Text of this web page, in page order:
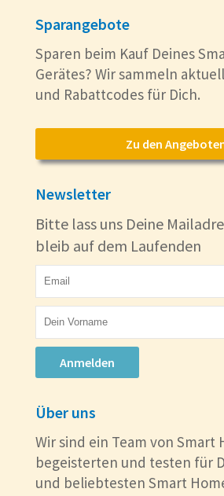
Sparangebote
Sparen beim Kauf Deines
Gerätes? Wir sammeln
und Rabattcodes für Dich.
Zu den
Newsletter
Bitte lass uns Deine
bleib auf dem Laufenden
Anmelden
Über uns
Wir sind ein Team von Smart
begeisterten und testen für
und beliebtesten Smart